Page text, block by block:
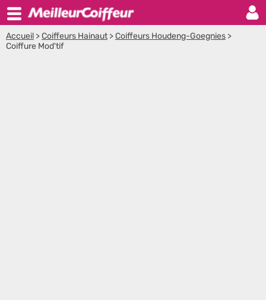
Accueil >Coiffeurs Hainaut>Coiffeurs Houdeng-Goegnies >
Coiffure Mod'tif